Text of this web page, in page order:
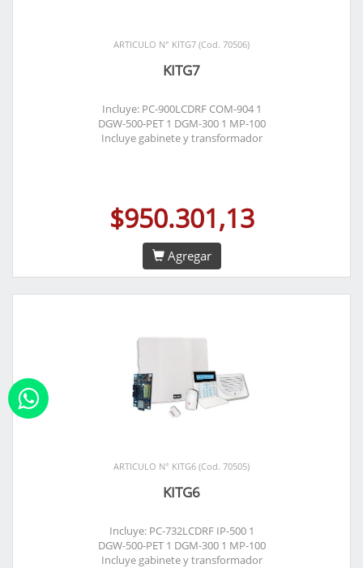
ARTICULO N° KITG7 (Cod. 70506)
KITG7
Incluye: PC-900LCDRF COM-904 1
DGW-500-PET 1 DGM-300 1 MP-100
Incluye gabinete y transformador
$950.301,13
Agregar
ARTICULO N° KITG6 (Cod. 70505)
KITG6
Incluye: PC-732LCDRF IP-500 1
DGW-500-PET 1 DGM-300 1 MP-100
Incluye gabinete y transformador